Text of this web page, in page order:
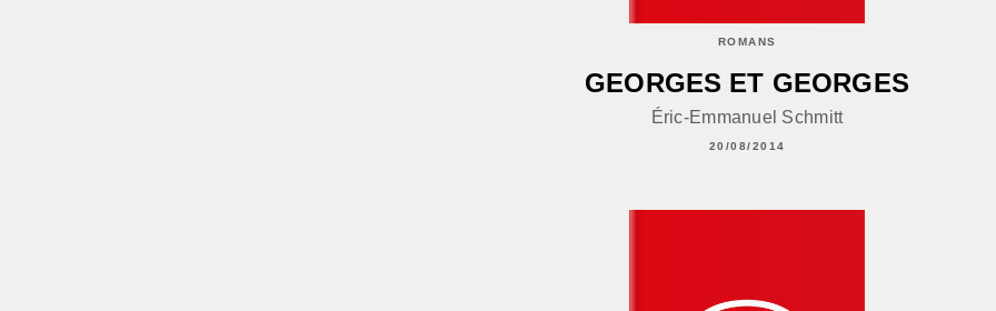
ROMANS
GEORGES ET GEORGES
Éric-Emmanuel Schmitt
20/08/2014